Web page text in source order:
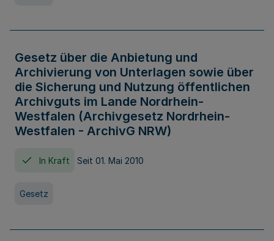
Gesetz über die Anbietung und
Archivierung von Unterlagen sowie über
die Sicherung und Nutzung öffentlichen
Archivguts im Lande Nordrhein-
Westfalen (Archivgesetz Nordrhein-
Westfalen - ArchivG NRW)
In Kraft Seit 01. Mai 2010
Gesetz